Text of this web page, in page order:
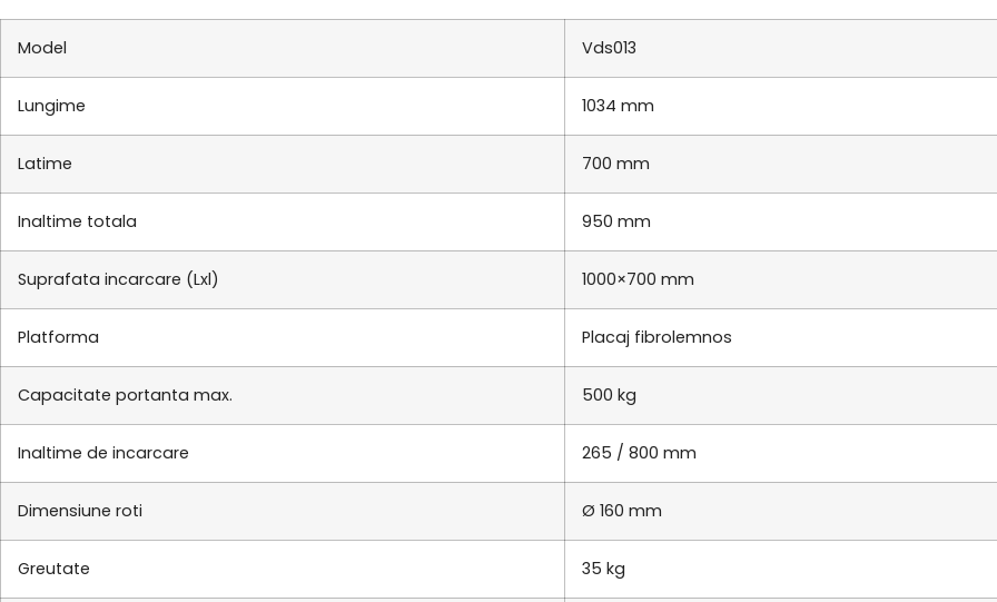
Model Vds013
Lungime 1034 mm
Latime 700 mm
Inaltime totala 950 mm
Suprafata incarcare (Lxl) 1000×700 mm
Platforma Placaj fibrolemnos
Capacitate portanta max. 500 kg
Inaltime de incarcare 265 / 800 mm
Dimensiune roti Ø 160 mm
Greutate 35 kg